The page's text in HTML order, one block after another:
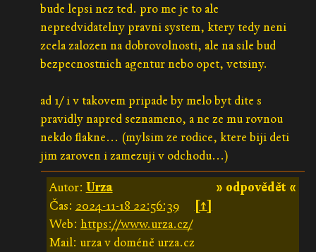
bude lepsi nez ted. pro me je to ale
nepredvidatelny pravni system, ktery tedy neni
zcela zalozen na dobrovolnosti, ale na sile bud
bezpecnostnich agentur nebo opet, vetsiny.
ad 1/ i v takovem pripade by melo byt dite s
pravidly napred seznameno, a ne ze mu rovnou
nekdo flakne... (mylsim ze rodice, ktere biji deti
jim zaroven i zamezuji v odchodu...)
» odpovědět «
Autor: Urza
Čas: 2024-11-18 22:56:39
[↑]
Web: https://www.urza.cz/
Mail: urza v doméně urza.cz